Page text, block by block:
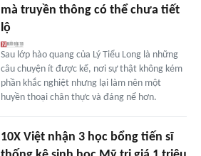
mà truyền thông có thể chưa tiết
lộ
Sau lớp hào quang của Lý Tiểu Long là những
câu chuyện ít được kể, nơi sự thật không kém
phần khắc nghiệt nhưng lại làm nên một
huyền thoại chân thực và đáng nể hơn.
10X Việt nhận 3 học bổng tiến sĩ